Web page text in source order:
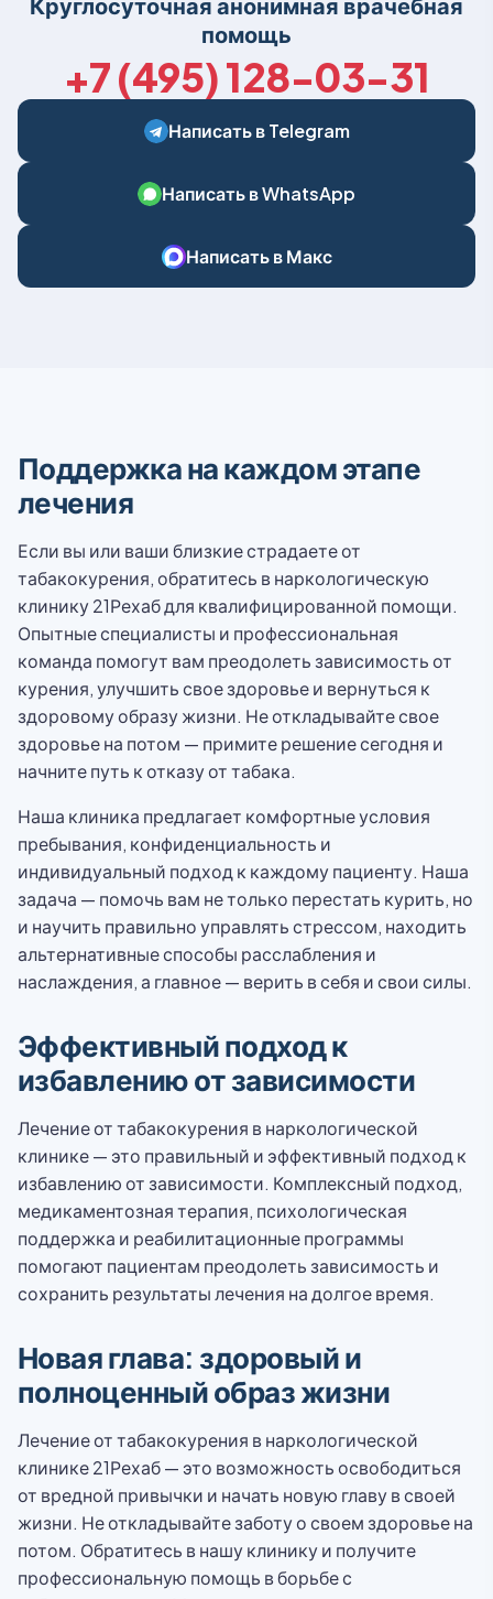
помощь
+7 (495) 128-03-31
Написать в Telegram
Написать в WhatsApp
Написать в Макс
Поддержка на каждом этапе
лечения
Если вы или ваши близкие страдаете от
табакокурения, обратитесь в наркологическую
клинику 21Рехаб для квалифицированной помощи.
Опытные специалисты и профессиональная
команда помогут вам преодолеть зависимость от
курения, улучшить свое здоровье и вернуться к
здоровому образу жизни. Не откладывайте свое
здоровье на потом — примите решение сегодня и
начните путь к отказу от табака.
Наша клиника предлагает комфортные условия
пребывания, конфиденциальность и
индивидуальный подход к каждому пациенту. Наша
задача — помочь вам не только перестать курить, но
и научить правильно управлять стрессом, находить
альтернативные способы расслабления и
наслаждения, а главное — верить в себя и свои силы.
Эффективный подход к
избавлению от зависимости
Лечение от табакокурения в наркологической
клинике — это правильный и эффективный подход к
избавлению от зависимости. Комплексный подход,
медикаментозная терапия, психологическая
поддержка и реабилитационные программы
помогают пациентам преодолеть зависимость и
сохранить результаты лечения на долгое время.
Новая глава: здоровый и
полноценный образ жизни
Лечение от табакокурения в наркологической
клинике 21Рехаб — это возможность освободиться
от вредной привычки и начать новую главу в своей
жизни. Не откладывайте заботу о своем здоровье на
потом. Обратитесь в нашу клинику и получите
профессиональную помощь в борьбе с